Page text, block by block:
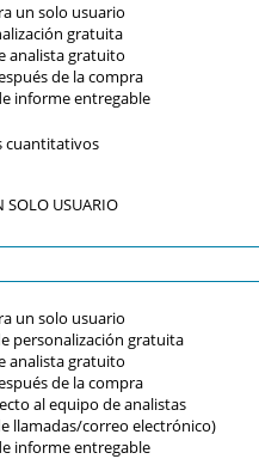
un solo usuario
gratuita
analista gratuito
de la compra
informe entregable
cuantitativos
SOLO USUARIO
un solo usuario
personalización gratuita
analista gratuito
de la compra
al equipo de analistas
llamadas/correo electrónico)
informe entregable